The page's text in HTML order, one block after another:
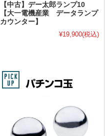
【中古】デー太郎ランプ10
【大一電機産業 データランプ
カウンター】
¥19,900(税込)